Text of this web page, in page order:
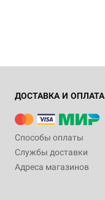
ДОСТАВКА И ОПЛАТА
Способы оплаты
Службы доставки
Адреса магазинов